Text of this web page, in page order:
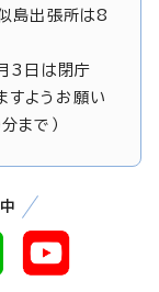
島出張所は8
3日は閉庁
すようお願い
まで）